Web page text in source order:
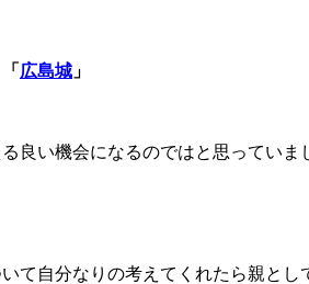
広島城 」
良い機会になるのではと思っていま
て自分なりの考えてくれたら親とし